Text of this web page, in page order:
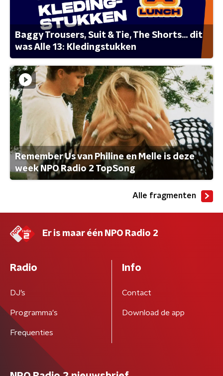
Baggy Trousers, Suit & Tie, The Shorts... dit
was Alle 13: Kledingstukken
Remember Us van Philine en Melle is deze
week NPO Radio 2 TopSong
Alle fragmenten
Er is maar één NPO Radio 2
Radio
DJ’s
Programma's
Frequenties
Info
Contact
Download de app